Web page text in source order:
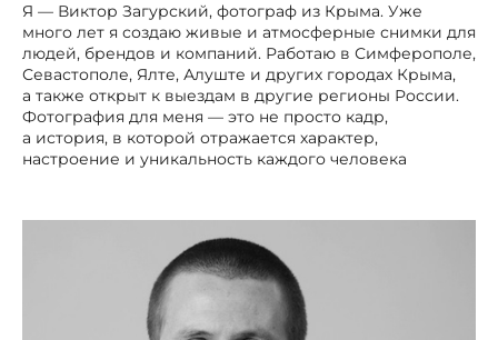
Я — Виктор Загурский, фотограф из Крыма. Уже
много лет я создаю живые и атмосферные снимки для
людей, брендов и компаний. Работаю в Симферополе,
Севастополе, Ялте, Алуште и других городах Крыма,
а также открыт к выездам в другие регионы России.
Фотография для меня — это не просто кадр,
а история, в которой отражается характер,
настроение и уникальность каждого человека